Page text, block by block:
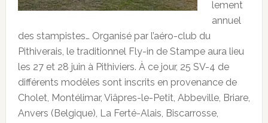
lement
annuel
des stampistes… Organisé par l’aéro-club du
Pithiverais, le traditionnel Fly-in de Stampe aura lieu
les 27 et 28 juin à Pithiviers. À ce jour, 25 SV-4 de
différents modèles sont inscrits en provenance de
Cholet, Montélimar, Viâpres-le-Petit, Abbeville, Briare,
Anvers (Belgique), La Ferté-Alais, Biscarrosse,